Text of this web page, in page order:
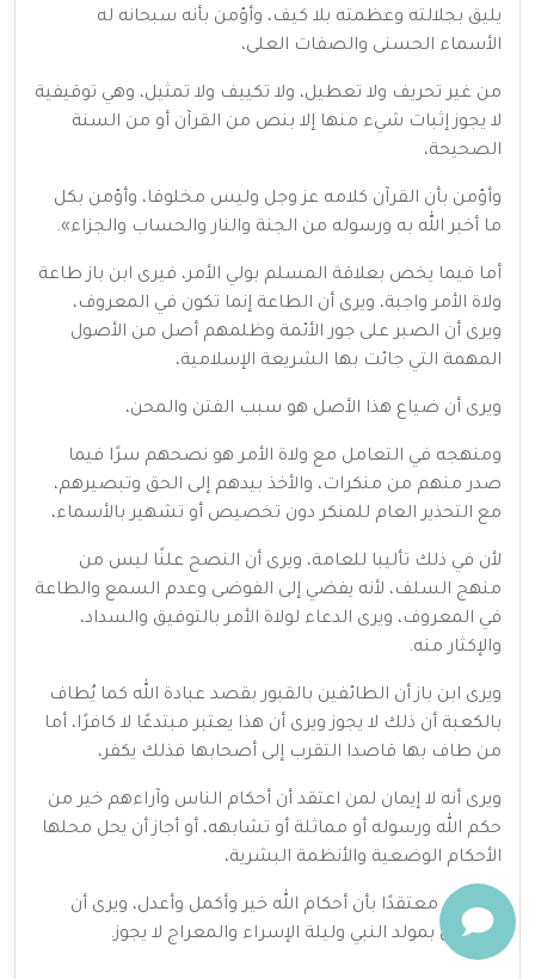
يليق بجلالته وعظمته بلا كيف، وأؤمن بأنه سبحانه له
الأسماء الحسنى والصفات العلى،
من غير تحريف ولا تعطيل، ولا تكييف ولا تمثيل، وهي توقيفية
لا يجوز إثبات شيء منها إلا بنص من القرآن أو من السنة
الصحيحة،
وأؤمن بأن القرآن كلامه عز وجل وليس مخلوقا، وأؤمن بكل
ما أخبر الله به ورسوله من الجنة والنار والحساب والجزاء».
أما فيما يخص بعلاقة المسلم بولي الأمر، فيرى ابن باز طاعة
ولاة الأمر واجبة، ويرى أن الطاعة إنما تكون في المعروف،
ويرى أن الصبر على جور الأئمة وظلمهم أصل من الأصول
المهمة التي جائت بها الشريعة الإسلامية،
ويرى أن ضياع هذا الأصل هو سبب الفتن والمحن،
ومنهجه في التعامل مع ولاة الأمر هو نصحهم سرًا فيما
صدر منهم من منكرات، والأخذ بيدهم إلى الحق وتبصيرهم،
مع التحذير العام للمنكر دون تخصيص أو تشهير بالأسماء،
لأن في ذلك تأليبا للعامة، ويرى أن النصح علنًا ليس من
منهج السلف، لأنه يفضي إلى الفوضى وعدم السمع والطاعة
في المعروف، ويرى الدعاء لولاة الأمر بالتوفيق والسداد،
والإكثار منه.
ويرى ابن باز أن الطائفين بالقبور بقصد عبادة الله كما يُطاف
بالكعبة أن ذلك لا يجوز ويرى أن هذا يعتبر مبتدعًا لا كافرًا، أما
من طاف بها قاصدا التقرب إلى أصحابها فذلك يكفر،
ويرى أنه لا إيمان لمن اعتقد أن أحكام الناس وآراءهم خير من
حكم الله ورسوله أو مماثلة أو تشابهه، أو أجاز أن يحل محلها
الأحكام الوضعية والأنظمة البشرية،
وإن كان معتقدًا بأن أحكام الله خير وأكمل وأعدل، ويرى أن
الاحتفال بمولد النبي وليلة الإسراء والمعراج لا يجوز.